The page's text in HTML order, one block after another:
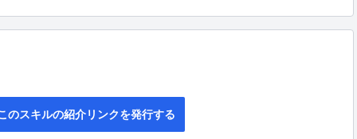
のスキルの紹介リンクを発行する